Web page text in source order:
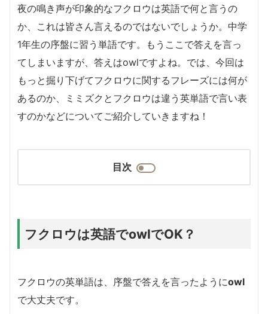
夜の鳴き声が印象的なフクロウは英語で何と言うの
か、これは皆さん言えるのではないでしょうか。中学
1年生の序盤に習う単語です。もうここで答えを言っ
てしまいますが、答えはowlですよね。では、今回は
もっと掘り下げてフクロウに関するフレーズには何が
あるのか、ミミズクとフクロウは違う英単語で言い表
すのかなどについてご紹介していきますね！
目次
フクロウは英語でowlでOK？
フクロウの英単語は、序盤で答えを言ったようにowl
で大丈夫です。